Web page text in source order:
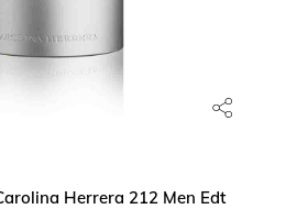
Herrera 212 Men Edt